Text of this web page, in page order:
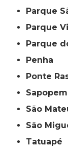
Parque
Parque
Parque
Penha
Ponte
São
São
Tatuapé